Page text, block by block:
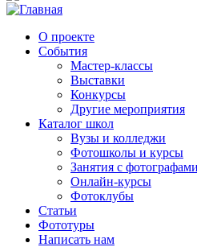
О проекте
События
Мастер-классы
Выставки
Конкурсы
Другие мероприятия
Каталог школ
Вузы и колледжи
Фотошколы и курсы
Занятия с фотографами
Онлайн-курсы
Фотоклубы
Статьи
Фототуры
Написать нам